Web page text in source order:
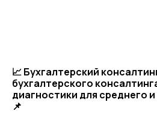
📈 Бухгалтерский
бухгалтерского
диагностики для среднего
📌